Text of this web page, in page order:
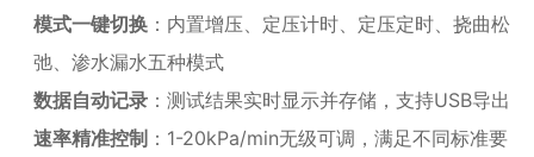
模式一键切换 ：内置增压、定压计时、定压定时、挠曲松
弛、渗水漏水五种模式
数据自动记录 ：测试结果实时显示并存储，支持USB导出
速率精准控制 ：1-20kPa/min无级可调，满足不同标准要